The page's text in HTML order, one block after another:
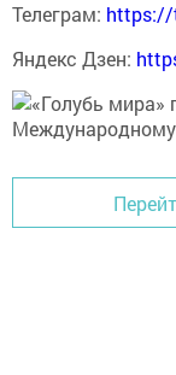
Телеграм: https://
Яндекс Дзен: